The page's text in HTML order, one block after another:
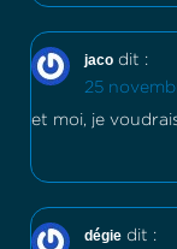
jaco dit :
25
et moi, je
dégie dit :